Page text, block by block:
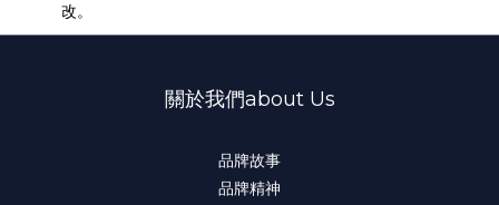
改。
關於我們about Us
品牌故事
品牌精神